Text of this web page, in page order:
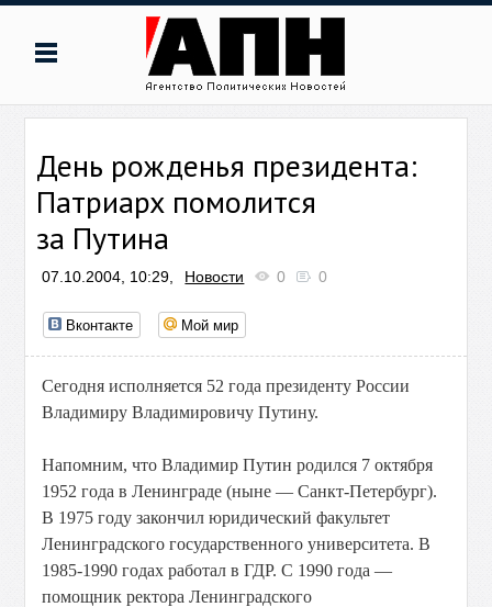
День рожденья президента:
Патриарх помолится
за Путина
07.10.2004, 10:29, Новости 0 0
Вконтакте Мой мир
Сегодня исполняется 52 года президенту России
Владимиру Владимировичу Путину.
Напомним, что Владимир Путин родился 7 октября
1952 года в Ленинграде (ныне — Санкт-Петербург).
В 1975 году закончил юридический факультет
Ленинградского государственного университета. В
1985-1990 годах работал в ГДР. С 1990 года —
помощник ректора Ленинградского